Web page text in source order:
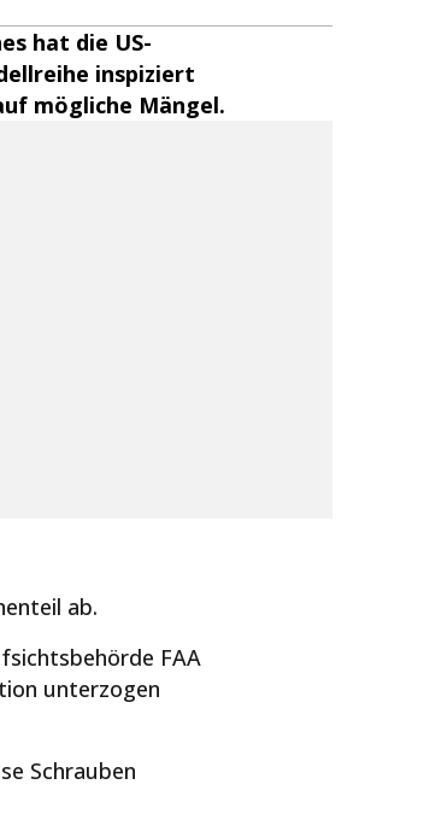
hat die US-
inspiziert
mögliche Mängel.
ab.
FAA
unterzogen
Schrauben